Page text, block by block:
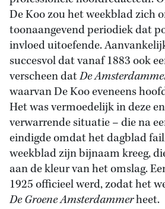
De Koo zou het weekblad zich
toonaangevend periodiek dat
invloed uitoefende.
succesvol dat vanaf 1883 ook
verscheen datDe
waarvan De Koo eveneens
Het was vermoedelijk in deze
verwarrende situatie – die na
eindigde omdat het dagblad
weekblad zijn bijnaam kreeg,
aan de kleur van het omslag.
1925 officieel werd, zodat het
De Groene Amsterdammerheet.